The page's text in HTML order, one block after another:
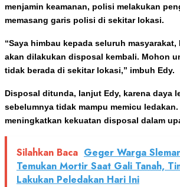
menjamin keamanan, polisi melakukan
memasang garis polisi di sekitar lokasi.
“Saya himbau kepada seluruh
akan dilakukan disposal kembali. Mohon
tidak berada di sekitar lokasi,” imbuh Edy.
Disposal ditunda, lanjut Edy, karena daya
sebelumnya tidak mampu memicu
meningkatkan kekuatan disposal dalam
Silahkan Baca Geger Warga
Temukan Mortir Saat Gali Tanah,
Lakukan Peledakan Hari Ini